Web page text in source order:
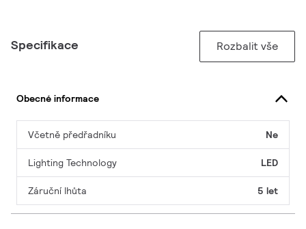
Specifikace Rozbalit vše
Obecné informace
Včetně předřadníku Ne
Lighting Technology LED
Záruční lhůta 5 let